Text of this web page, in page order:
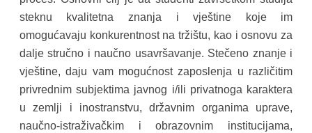
steknu kvalitetna znanja i vještine koje im
omogućavaju konkurentnost na tržištu, kao i osnovu za
dalje stručno i naučno usavršavanje. Stečeno znanje i
vještine, daju vam mogućnost zaposlenja u različitim
privrednim subjektima javnog i/ili privatnoga karaktera
u zemlji i inostranstvu, državnim organima uprave,
naučno-istraživačkim i obrazovnim institucijama,